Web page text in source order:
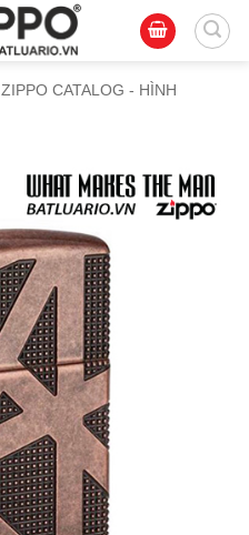
ZIPPO CATALOG - HÌNH